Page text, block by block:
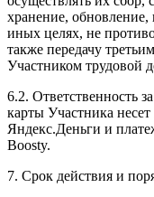
хранение,
иных целях, не
также передачу
Участником трудовой
6.2. Ответственность
карты Участника
Яндекс.Деньги и
Boosty.
7. Срок действия и